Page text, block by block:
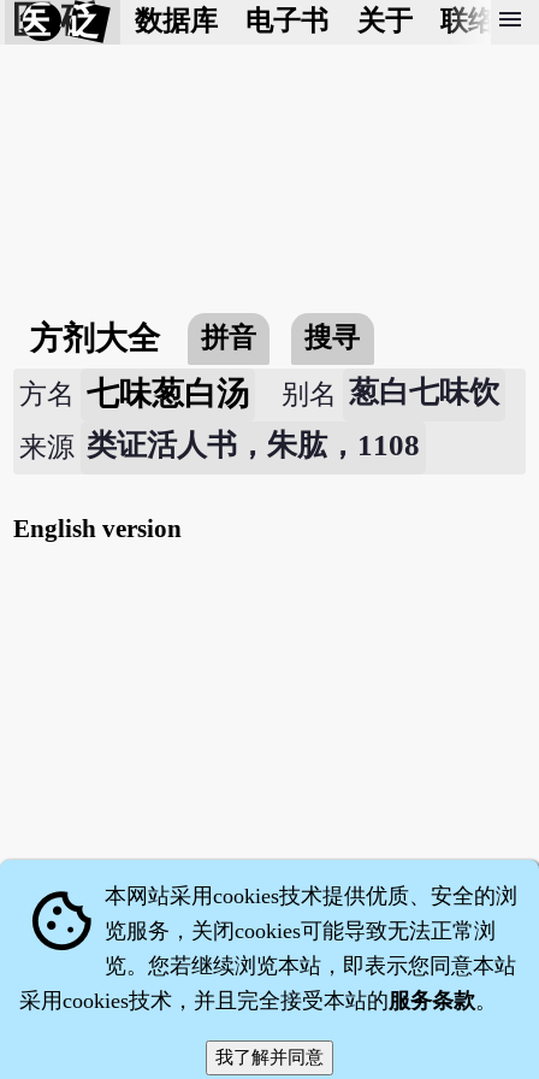
医 砭 数据库 电子书 关于 联络我
menu
方剂大全 拼音
搜寻
方名 七味葱白汤 别名 葱白七味饮
来源 类证活人书，朱肱，1108
English version
·沈药子©2008～2026
cookie 本网站采用cookies技术提供优质、安全的浏
览服务，关闭cookies可能导致无法正常浏
览。您若继续浏览本站，即表示您同意本站
采用cookies技术，并且完全接受本站的服务条款。